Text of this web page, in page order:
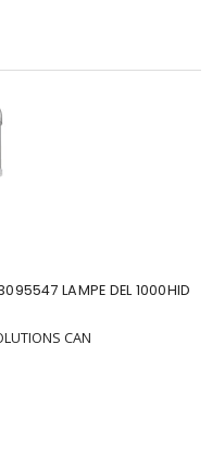
LAMPE DEL 1000HID
CAN